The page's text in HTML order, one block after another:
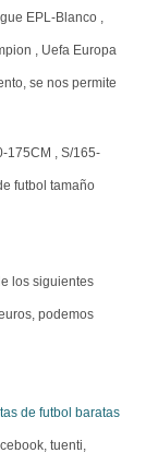
EPL-Blanco ,
, Uefa Europa
se nos permite
175CM , S/165-
futbol tamaño
los siguientes
podemos
de futbol baratas
tuenti,